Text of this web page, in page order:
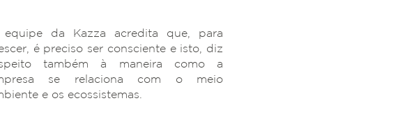
da Kazza acredita que, para
é preciso ser consciente e isto, diz
também à maneira como a
se relaciona com o meio
e os ecossistemas.